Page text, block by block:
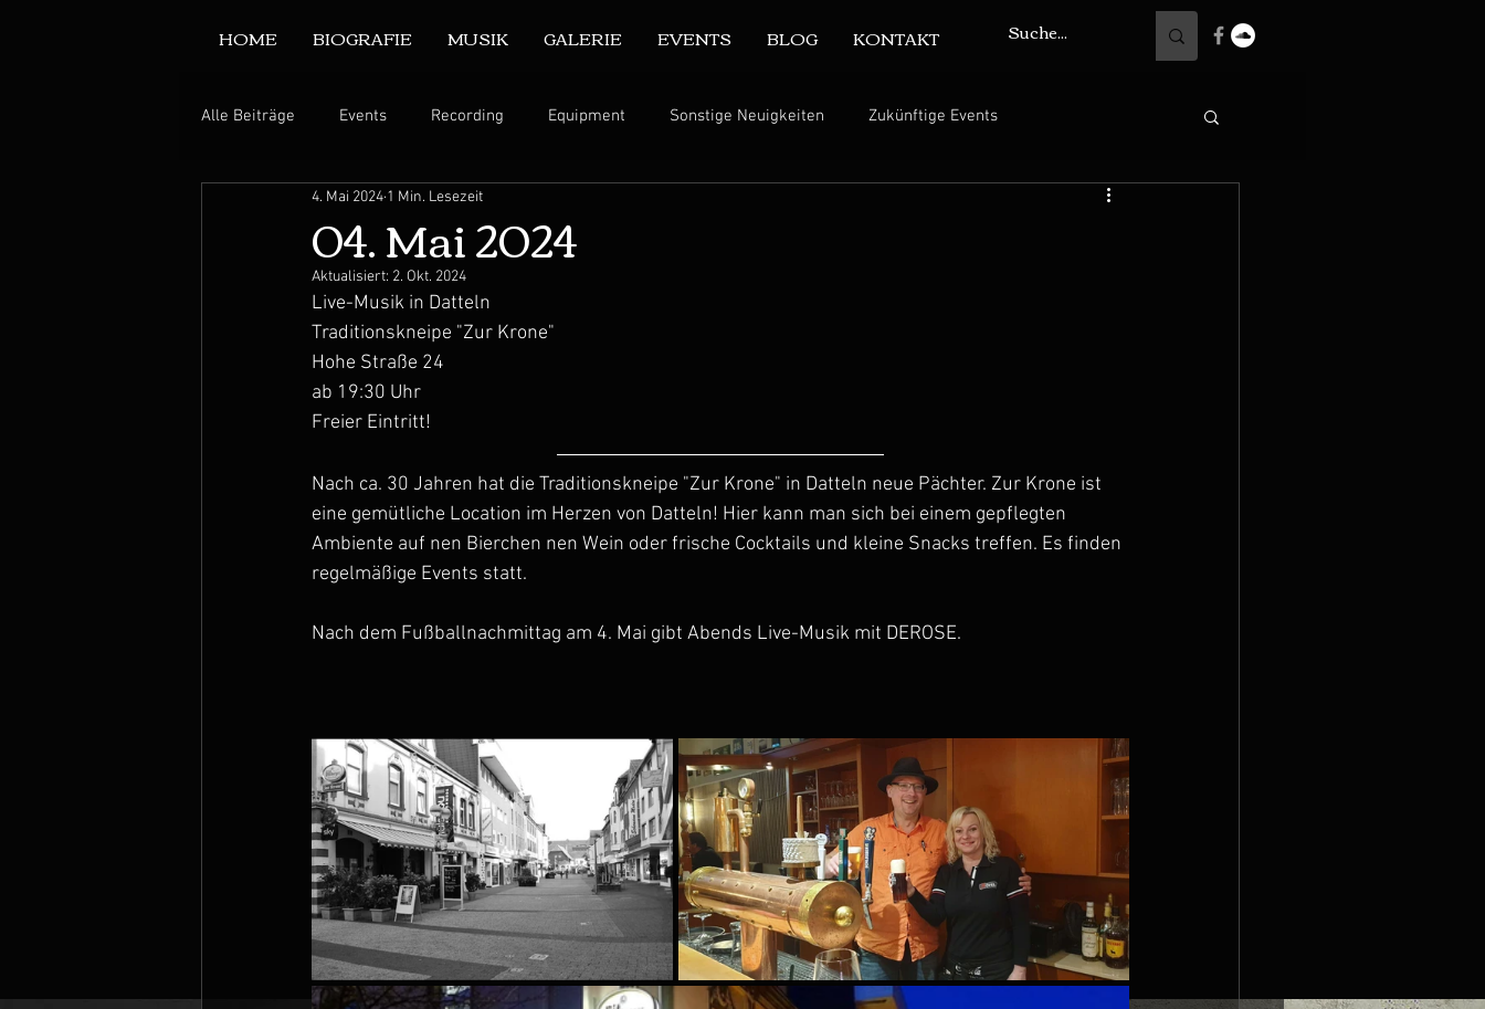
HOME BIOGRAFIE MUSIK GALERIE EVENTS BLOG KONTAKT
Alle Beiträge Events Recording Equipment Sonstige Neuigkeiten Zukünftige Events
04. Mai 2024
4. Mai 2024 1 Min. Lesezeit
Aktualisiert: 2. Okt. 2024
Live-Musik in Datteln
Traditionskneipe "Zur Krone"
Hohe Straße 24
ab 19:30 Uhr
Freier Eintritt!
Nach ca. 30 Jahren hat die Traditionskneipe "Zur Krone" in Datteln neue Pächter. Zur Krone ist
eine gemütliche Location im Herzen von Datteln! Hier kann man sich bei einem gepflegten
Ambiente auf nen Bierchen nen Wein oder frische Cocktails und kleine Snacks treffen. Es finden
regelmäßige Events statt.
Nach dem Fußballnachmittag am 4. Mai gibt Abends Live-Musik mit DEROSE.